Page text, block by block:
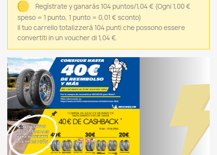
Regístrate y ganarás 104 puntos/1,04 € (Ogni 1,00 €
speso = 1 punto, 1 punto = 0,01 € sconto)
Il tuo carrello totalizzerà 104 punti che possono essere
convertiti in un voucher di 1,04 €.